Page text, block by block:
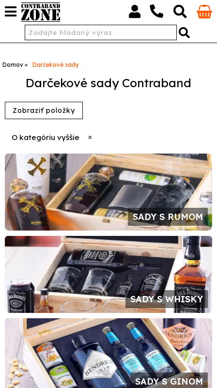
Domov Darčekové sady
Darčekové sady Contraband
O kategóriu vyššie
SADY S RUMOM
SADY S WHISKY
SADY S GINOM